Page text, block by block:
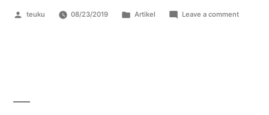
teuku 08/23/2019 Artikel Leave a comment